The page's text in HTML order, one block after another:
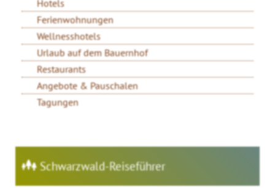
Hotels
Ferienwohnungen
Wellnesshotels
Urlaub auf dem Bauernhof
Restaurants
Angebote & Pauschalen
Tagungen
Schwarzwald-Reiseführer